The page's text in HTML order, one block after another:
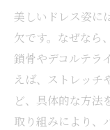
美しいドレス姿に
欠です。なぜなら
鎖骨やデコルテラ
えば、ストレッチ
ど、具体的な方法
取り組みにより、